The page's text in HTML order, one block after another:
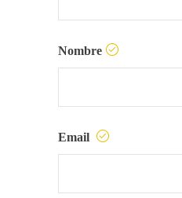
Nombre
Email